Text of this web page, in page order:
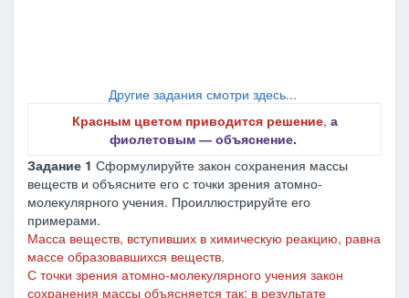
Другие задания смотри здесь...
Красным цветом приводится решение, а
фиолетовым ― объяснение.
Задание 1 Сформулируйте закон сохранения массы
веществ и объясните его с точки зрения атомно-
молекулярного учения. Проиллюстрируйте его
примерами.
Масса веществ, вступивших в химическую реакцию, равна
массе образовавшихся веществ.
С точки зрения атомно-молекулярного учения закон
сохранения массы объясняется так: в результате